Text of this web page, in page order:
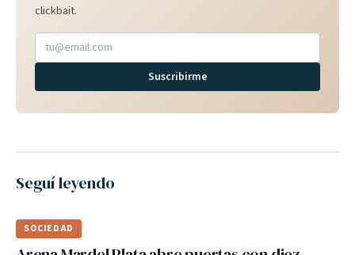
clickbait.
Suscribirme
Seguí leyendo
SOCIEDAD